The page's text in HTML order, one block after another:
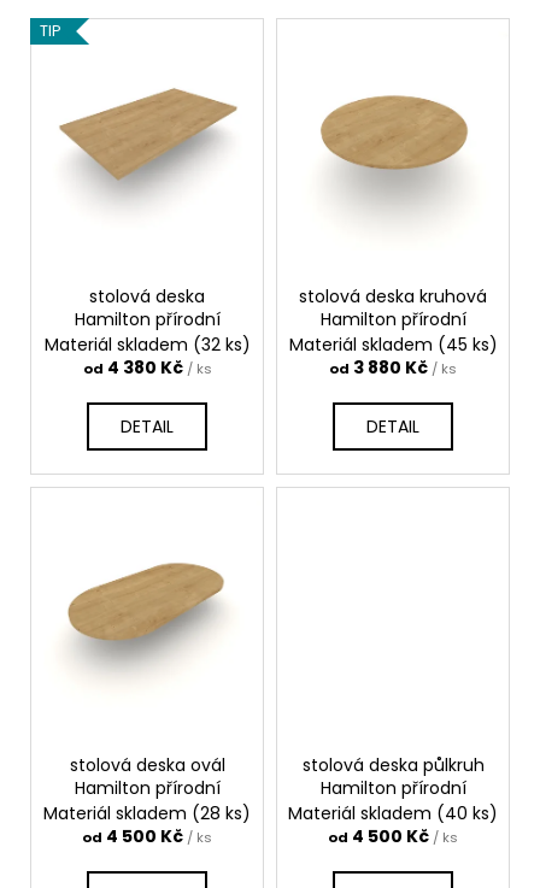
V
ý
TIP
stolová deska
Hamilton přírodní
Materiál skladem (32 ks)
od 4 380 Kč / ks
DETAIL
stolová deska kruhová
Hamilton přírodní
Materiál skladem (45 ks)
od 3 880 Kč / ks
DETAIL
stolová deska ovál
Hamilton přírodní
Materiál skladem (28 ks)
od 4 500 Kč / ks
stolová deska půlkruh
Hamilton přírodní
Materiál skladem (40 ks)
od 4 500 Kč / ks
STOLOVÁ
DESKA
PŘÍRODNÍ